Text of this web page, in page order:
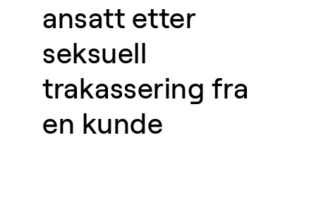
ansatt etter
seksuell
trakassering fra
en kunde